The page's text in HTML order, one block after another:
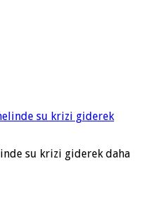
su krizi giderek daha